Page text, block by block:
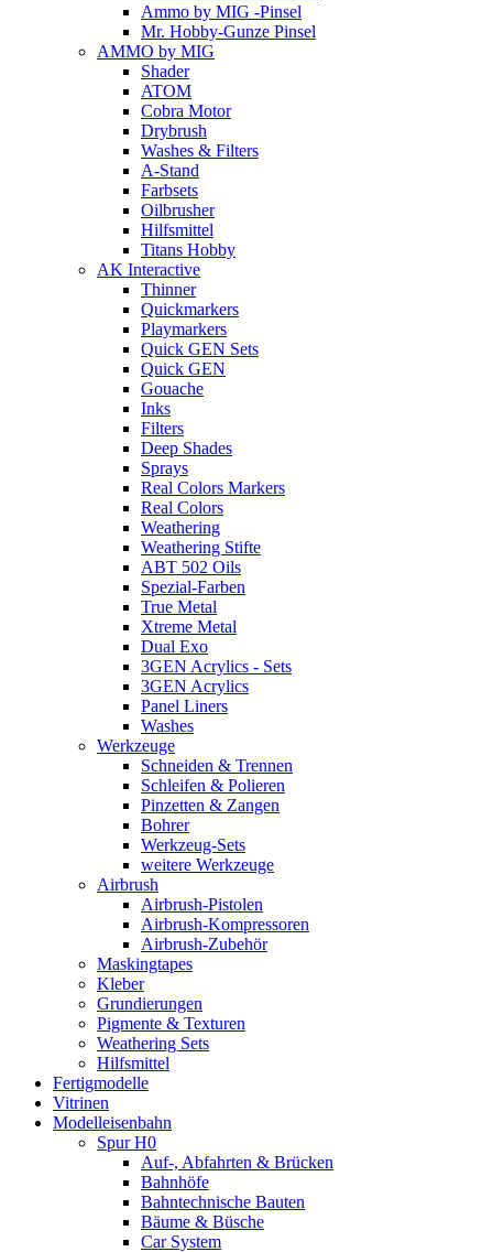
Ammo by MIG -Pinsel
Mr. Hobby-Gunze Pinsel
AMMO by MIG
Shader
ATOM
Cobra Motor
Drybrush
Washes & Filters
A-Stand
Farbsets
Oilbrusher
Hilfsmittel
Titans Hobby
AK Interactive
Thinner
Quickmarkers
Playmarkers
Quick GEN Sets
Quick GEN
Gouache
Inks
Filters
Deep Shades
Sprays
Real Colors Markers
Real Colors
Weathering
Weathering Stifte
ABT 502 Oils
Spezial-Farben
True Metal
Xtreme Metal
Dual Exo
3GEN Acrylics - Sets
3GEN Acrylics
Panel Liners
Washes
Werkzeuge
Schneiden & Trennen
Schleifen & Polieren
Pinzetten & Zangen
Bohrer
Werkzeug-Sets
weitere Werkzeuge
Airbrush
Airbrush-Pistolen
Airbrush-Kompressoren
Airbrush-Zubehör
Maskingtapes
Kleber
Grundierungen
Pigmente & Texturen
Weathering Sets
Hilfsmittel
Fertigmodelle
Vitrinen
Modelleisenbahn
Spur H0
Auf-, Abfahrten & Brücken
Bahnhöfe
Bahntechnische Bauten
Bäume & Büsche
Car System